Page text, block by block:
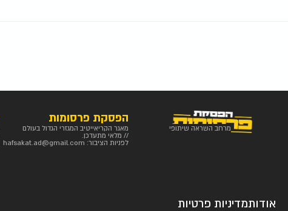
מרחב השראה שיתופי
הפסקת פרסומות
מאגר הקריאייטיב המגזרי הגדול בעולם
// מלאי מתעדכן.
לפניות הציבור: hafsakat.ad@gmail.com
אודותמדיניות פרטיות